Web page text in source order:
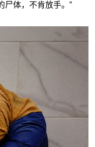
尸体，不肯放手。”